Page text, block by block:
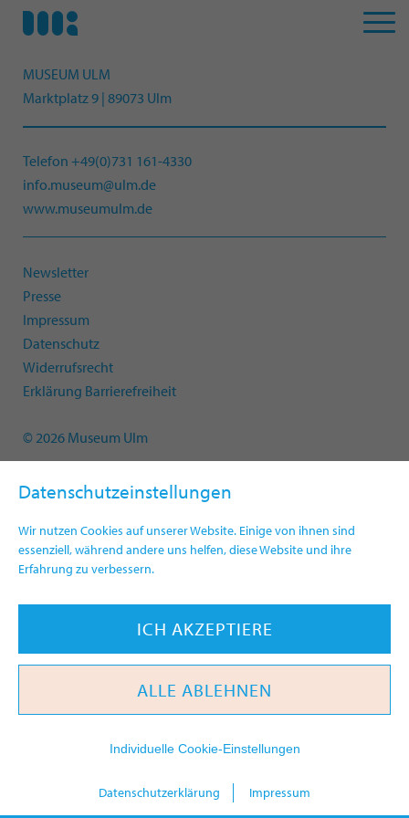
Datenschutzeinstellungen
Wir nutzen Cookies auf unserer Website. Einige von ihnen sind
essenziell, während andere uns helfen, diese Website und ihre
Erfahrung zu verbessern.
ICH AKZEPTIERE
ALLE ABLEHNEN
Individuelle Cookie-Einstellungen
Datenschutzerklärung Impressum
MUSEUM ULM
Marktplatz 9 | 89073 Ulm
Telefon +49(0)731 161-4330
info.museum@ulm.de
www.museumulm.de
Newsletter
Presse
Impressum
Datenschutz
Widerrufsrecht
Erklärung Barrierefreiheit
© 2026 Museum Ulm